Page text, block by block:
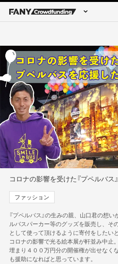
コロナの影響を受けた『プペルバス
ファッション
『プペルバス』の生みの親、山口君の想
ルバスパーカー等のグッズを販売し、そ
として使って頂けるように寄付をしたい
コロナの影響で光る絵本展が軒並み中止
埋まり４００万円分の開催権が出せなく
も援助になればと思っています。